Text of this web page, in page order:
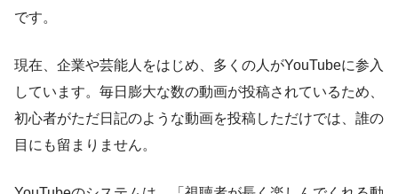
です。
現在、企業や芸能人をはじめ、多くの人がYouTubeに参入
しています。毎日膨大な数の動画が投稿されているため、
初心者がただ日記のような動画を投稿しただけでは、誰の
目にも留まりません。